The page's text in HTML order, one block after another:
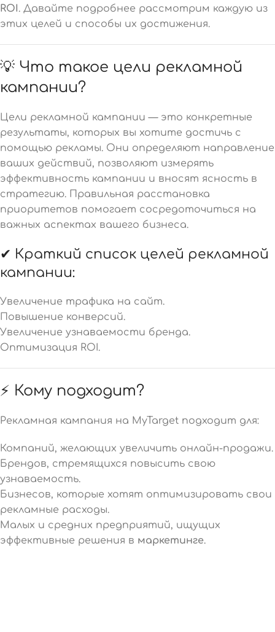
ROI . Давайте подробнее рассмотрим каждую из
этих целей и способы их достижения.
💡 Что такое цели рекламной
кампании?
Цели рекламной кампании — это конкретные
результаты, которых вы хотите достичь с
помощью рекламы. Они определяют направление
ваших действий, позволяют измерять
эффективность кампании и вносят ясность в
стратегию. Правильная расстановка
приоритетов помогает сосредоточиться на
важных аспектах вашего бизнеса.
✔ Краткий список целей рекламной
кампании:
Увеличение трафика на сайт.
Повышение конверсий.
Увеличение узнаваемости бренда.
Оптимизация ROI.
⚡ Кому подходит?
Рекламная кампания на MyTarget подходит для:
Компаний, желающих увеличить онлайн-продажи.
Брендов, стремящихся повысить свою
узнаваемость.
Бизнесов, которые хотят оптимизировать свои
рекламные расходы.
Малых и средних предприятий, ищущих
эффективные решения в маркетинге.